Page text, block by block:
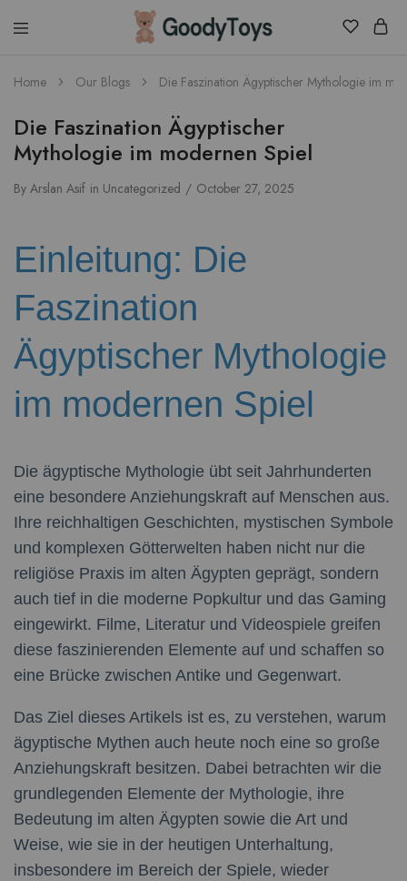
Children
Toys
Home Our Blogs Die Faszination Ägyptischer Mythologie im
Die Faszination Ägyptischer
Mythologie im modernen Spiel
By Arslan Asif in Uncategorized October 27, 2025
Einleitung: Die
Faszination
Ägyptischer Mythologie
im modernen Spiel
Die ägyptische Mythologie übt seit Jahrhunderten
eine besondere Anziehungskraft auf Menschen aus.
Ihre reichhaltigen Geschichten, mystischen Symbole
und komplexen Götterwelten haben nicht nur die
religiöse Praxis im alten Ägypten geprägt, sondern
auch tief in die moderne Popkultur und das Gaming
eingewirkt. Filme, Literatur und Videospiele greifen
diese faszinierenden Elemente auf und schaffen so
eine Brücke zwischen Antike und Gegenwart.
Das Ziel dieses Artikels ist es, zu verstehen, warum
ägyptische Mythen auch heute noch eine so große
Anziehungskraft besitzen. Dabei betrachten wir die
grundlegenden Elemente der Mythologie, ihre
Bedeutung im alten Ägypten sowie die Art und
Weise, wie sie in der heutigen Unterhaltung,
insbesondere im Bereich der Spiele, wieder